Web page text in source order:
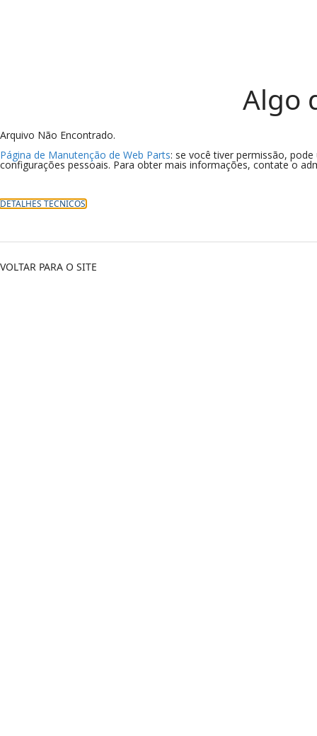
Algo
Arquivo Não Encontrado.
Página de Manutenção de Web Parts: se você tiver permissão,
configurações pessoais. Para obter mais informações, contate o
DETALHES TÉCNICOS
VOLTAR PARA O SITE